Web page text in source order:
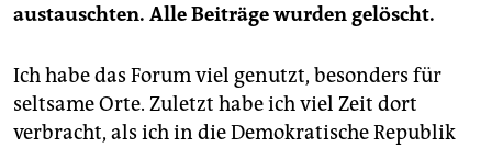
austauschten. Alle Beiträge wurden gelöscht.
Ich habe das Forum viel genutzt, besonders für
seltsame Orte. Zuletzt habe ich viel Zeit dort
verbracht, als ich in die Demokratische Republik